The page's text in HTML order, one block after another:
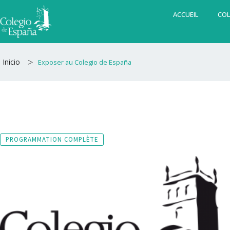
au
contenu
ACCUEIL
Inicio > Exposer au Colegio de España
PROGRAMMATION COMPLÈTE